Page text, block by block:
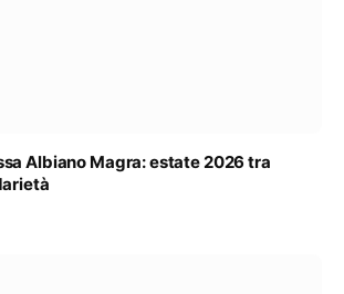
Albiano Magra: estate 2026 tra